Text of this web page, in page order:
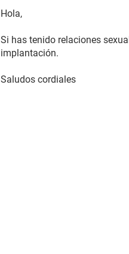
Hola,
Si has tenido relaciones
implantación.
Saludos cordiales